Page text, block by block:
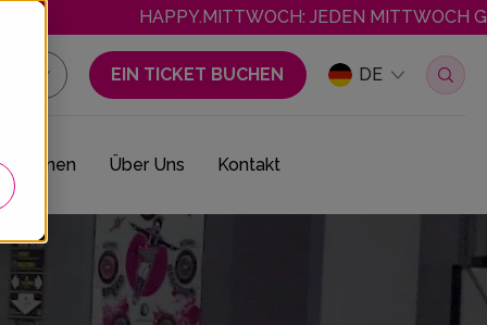
HAPPY.MITTWOCH: JEDEN MITTWOCH
EIN TICKET BUCHEN DE
Über Uns Kontakt